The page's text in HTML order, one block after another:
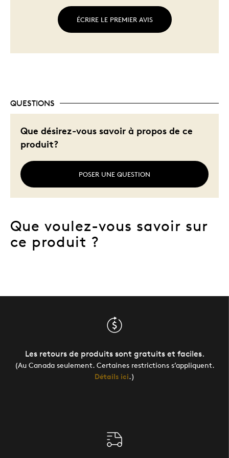
ÉCRIRE LE PREMIER AVIS
QUESTIONS
Que désirez-vous savoir à propos de ce
produit?
POSER UNE QUESTION
Que voulez-vous savoir sur
ce produit ?
Les retours de produits sont gratuits et faciles.
(Au Canada seulement. Certaines restrictions s’appliquent.
Détails ici.)